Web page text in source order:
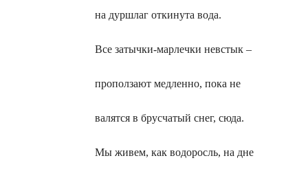
на дуршлаг откинута вода.
Все затычки-марлечки невстык –
проползают медленно, пока не
валятся в брусчатый снег, сюда.
Мы живем, как водоросль, на дне